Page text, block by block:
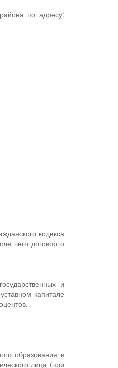
по адресу:
кодекса
чего договор о
и
капитале
образования в
лица (при